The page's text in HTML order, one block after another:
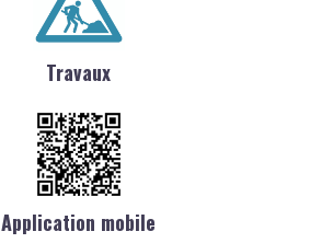
Travaux
Application mobile